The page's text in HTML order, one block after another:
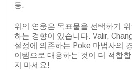
등.
위의 영웅은 목표물을 선택하기
하는 경향이 있습니다. Valir,
설정에 의존하는 Poke 마법사의
이템으로 대응하는 것이 더 적합
지 마세요!